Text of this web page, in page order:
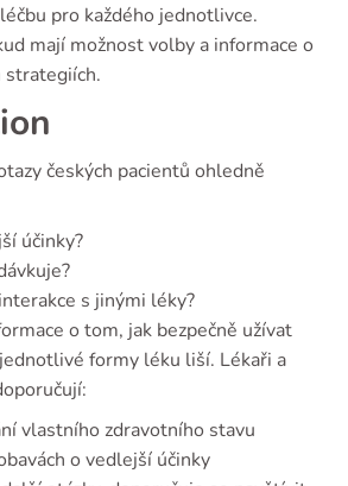
pro každého jednotlivce.
mají možnost volby a informace o
strategiích.
českých pacientů ohledně
účinky?
s jinými léky?
o tom, jak bezpečně užívat
formy léku liší. Lékaři a
vlastního zdravotního stavu
o vedlejší účinky